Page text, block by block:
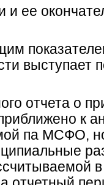
ее
выступает
отчета о
к
па МСФО,